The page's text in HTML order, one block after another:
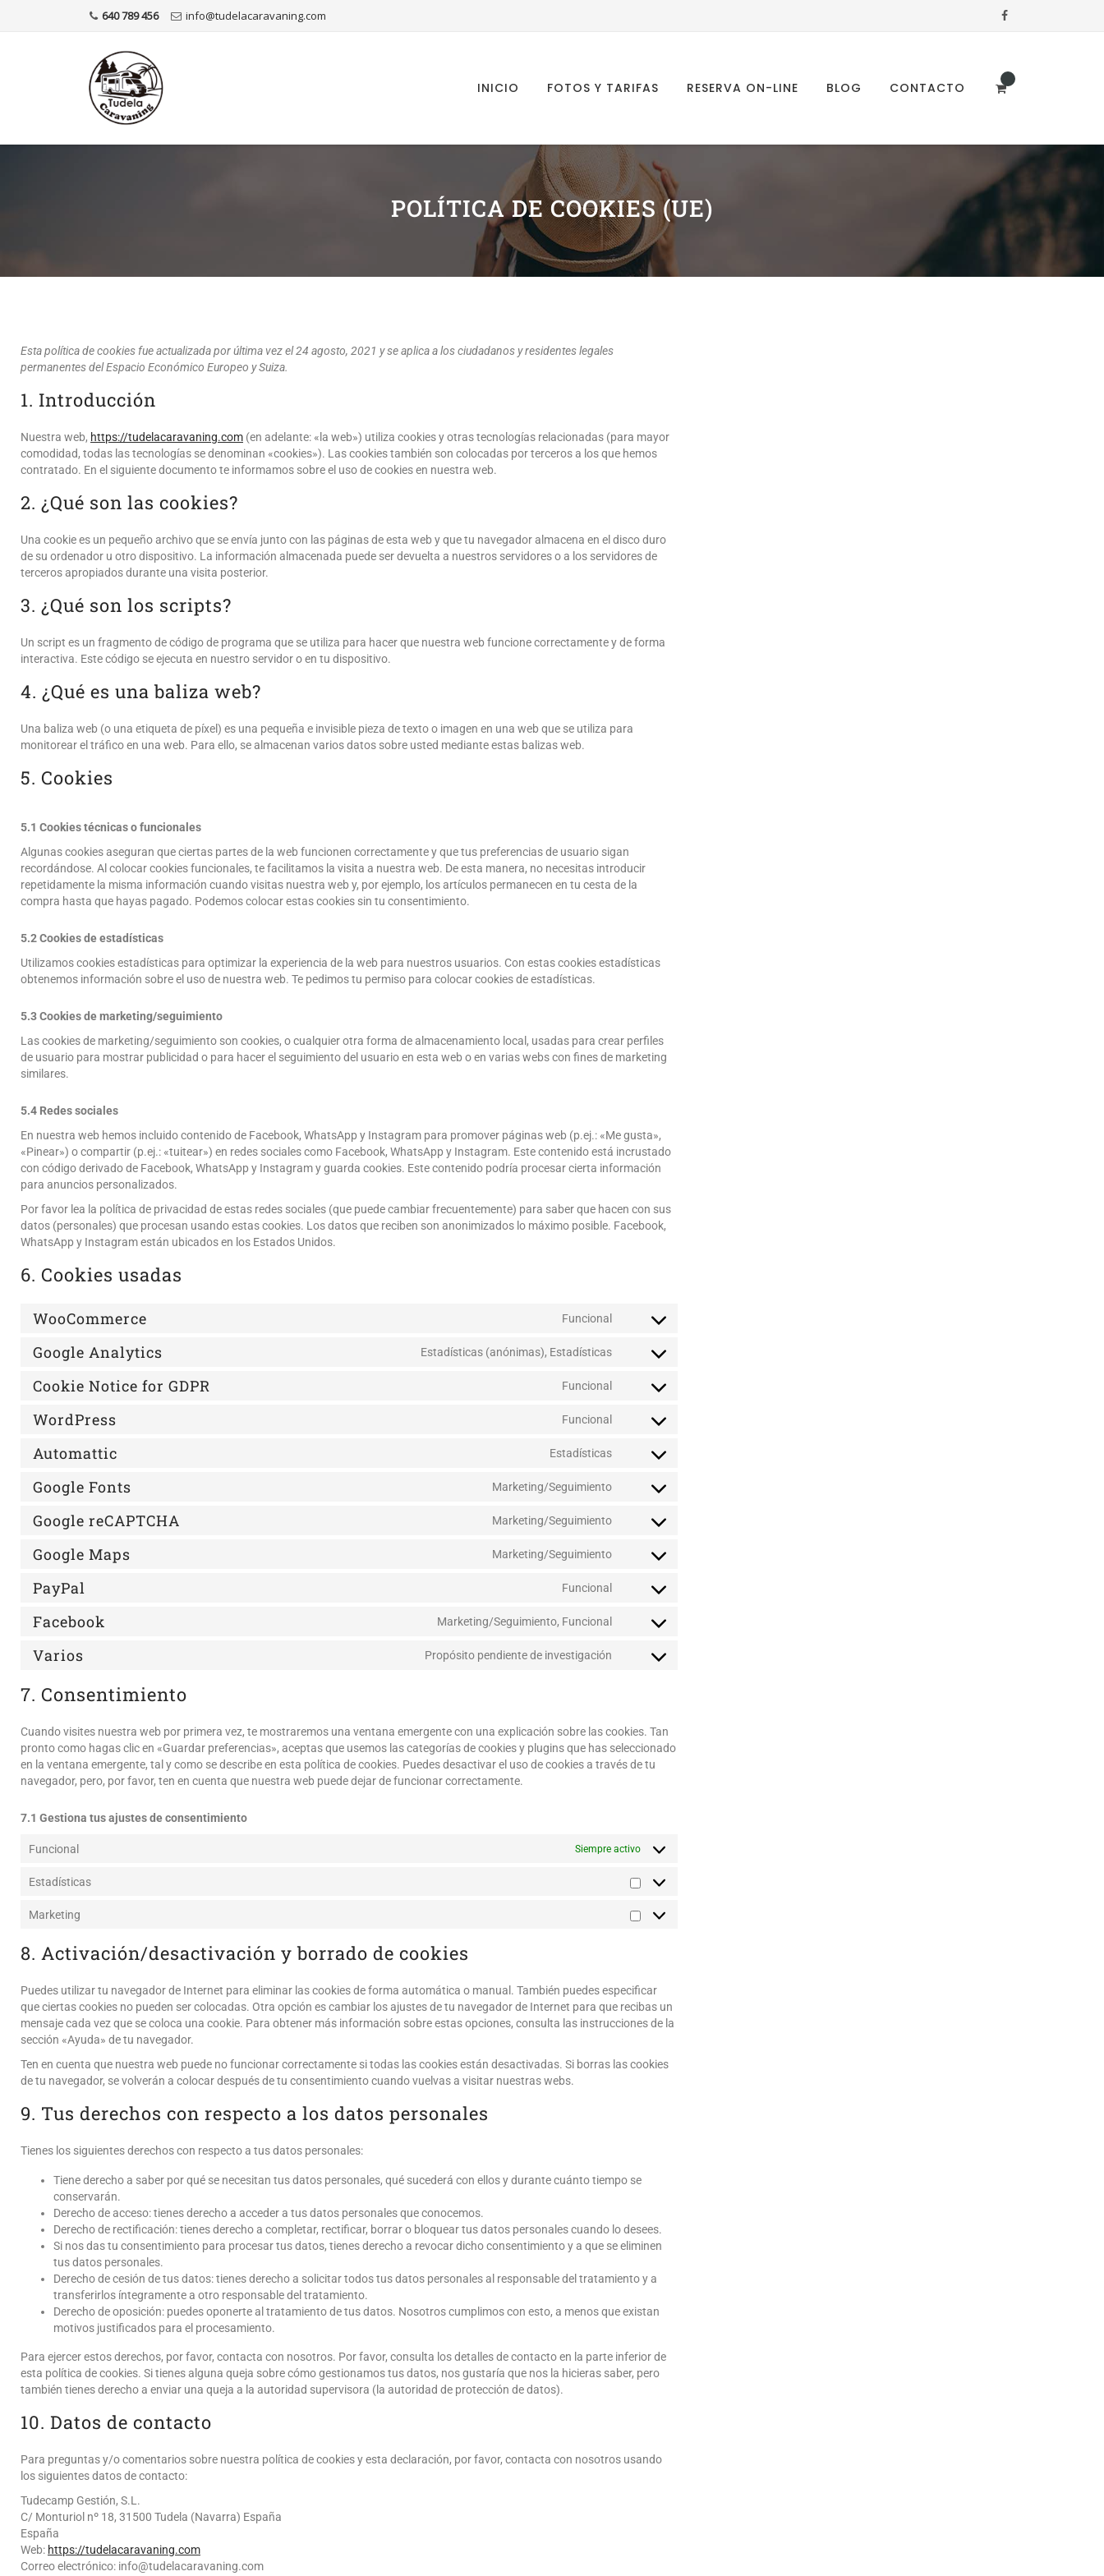
640 789 456 info@tudelacaravaning.com
INICIO FOTOS Y TARIFAS RESERVA ON-LINE BLOG CONTACTO
POLÍTICA DE COOKIES (UE)
Esta política de cookies fue actualizada por última vez el 24 agosto, 2021 y se aplica a los ciudadanos y residentes legales
permanentes del Espacio Económico Europeo y Suiza.
1. Introducción
Nuestra web, https://tudelacaravaning.com (en adelante: «la web») utiliza cookies y otras tecnologías relacionadas (para mayor
comodidad, todas las tecnologías se denominan «cookies»). Las cookies también son colocadas por terceros a los que hemos
contratado. En el siguiente documento te informamos sobre el uso de cookies en nuestra web.
2. ¿Qué son las cookies?
Una cookie es un pequeño archivo que se envía junto con las páginas de esta web y que tu navegador almacena en el disco duro
de su ordenador u otro dispositivo. La información almacenada puede ser devuelta a nuestros servidores o a los servidores de
terceros apropiados durante una visita posterior.
3. ¿Qué son los scripts?
Un script es un fragmento de código de programa que se utiliza para hacer que nuestra web funcione correctamente y de forma
interactiva. Este código se ejecuta en nuestro servidor o en tu dispositivo.
4. ¿Qué es una baliza web?
Una baliza web (o una etiqueta de píxel) es una pequeña e invisible pieza de texto o imagen en una web que se utiliza para
monitorear el tráfico en una web. Para ello, se almacenan varios datos sobre usted mediante estas balizas web.
5. Cookies
5.1 Cookies técnicas o funcionales
Algunas cookies aseguran que ciertas partes de la web funcionen correctamente y que tus preferencias de usuario sigan
recordándose. Al colocar cookies funcionales, te facilitamos la visita a nuestra web. De esta manera, no necesitas introducir
repetidamente la misma información cuando visitas nuestra web y, por ejemplo, los artículos permanecen en tu cesta de la
compra hasta que hayas pagado. Podemos colocar estas cookies sin tu consentimiento.
5.2 Cookies de estadísticas
Utilizamos cookies estadísticas para optimizar la experiencia de la web para nuestros usuarios. Con estas cookies estadísticas
obtenemos información sobre el uso de nuestra web. Te pedimos tu permiso para colocar cookies de estadísticas.
5.3 Cookies de marketing/seguimiento
Las cookies de marketing/seguimiento son cookies, o cualquier otra forma de almacenamiento local, usadas para crear perfiles
de usuario para mostrar publicidad o para hacer el seguimiento del usuario en esta web o en varias webs con fines de marketing
similares.
5.4 Redes sociales
En nuestra web hemos incluido contenido de Facebook, WhatsApp y Instagram para promover páginas web (p.ej.: «Me gusta»,
«Pinear») o compartir (p.ej.: «tuitear») en redes sociales como Facebook, WhatsApp y Instagram. Este contenido está incrustado
con código derivado de Facebook, WhatsApp y Instagram y guarda cookies. Este contenido podría procesar cierta información
para anuncios personalizados.
Por favor lea la política de privacidad de estas redes sociales (que puede cambiar frecuentemente) para saber que hacen con sus
datos (personales) que procesan usando estas cookies. Los datos que reciben son anonimizados lo máximo posible. Facebook,
WhatsApp y Instagram están ubicados en los Estados Unidos.
6. Cookies usadas
WooCommerce Funcional
Google Analytics Estadísticas (anónimas), Estadísticas
Cookie Notice for GDPR Funcional
WordPress Funcional
Automattic Estadísticas
Google Fonts Marketing/Seguimiento
Google reCAPTCHA Marketing/Seguimiento
Google Maps Marketing/Seguimiento
PayPal Funcional
Facebook Marketing/Seguimiento, Funcional
Varios Propósito pendiente de investigación
7. Consentimiento
Cuando visites nuestra web por primera vez, te mostraremos una ventana emergente con una explicación sobre las cookies. Tan
pronto como hagas clic en «Guardar preferencias», aceptas que usemos las categorías de cookies y plugins que has seleccionado
en la ventana emergente, tal y como se describe en esta política de cookies. Puedes desactivar el uso de cookies a través de tu
navegador, pero, por favor, ten en cuenta que nuestra web puede dejar de funcionar correctamente.
7.1 Gestiona tus ajustes de consentimiento
Funcional Siempre activo
Estadísticas
Marketing
8. Activación/desactivación y borrado de cookies
Puedes utilizar tu navegador de Internet para eliminar las cookies de forma automática o manual. También puedes especificar
que ciertas cookies no pueden ser colocadas. Otra opción es cambiar los ajustes de tu navegador de Internet para que recibas un
mensaje cada vez que se coloca una cookie. Para obtener más información sobre estas opciones, consulta las instrucciones de la
sección «Ayuda» de tu navegador.
Ten en cuenta que nuestra web puede no funcionar correctamente si todas las cookies están desactivadas. Si borras las cookies
de tu navegador, se volverán a colocar después de tu consentimiento cuando vuelvas a visitar nuestras webs.
9. Tus derechos con respecto a los datos personales
Tienes los siguientes derechos con respecto a tus datos personales:
Tiene derecho a saber por qué se necesitan tus datos personales, qué sucederá con ellos y durante cuánto tiempo se
conservarán.
Derecho de acceso: tienes derecho a acceder a tus datos personales que conocemos.
Derecho de rectificación: tienes derecho a completar, rectificar, borrar o bloquear tus datos personales cuando lo desees.
Si nos das tu consentimiento para procesar tus datos, tienes derecho a revocar dicho consentimiento y a que se eliminen
tus datos personales.
Derecho de cesión de tus datos: tienes derecho a solicitar todos tus datos personales al responsable del tratamiento y a
transferirlos íntegramente a otro responsable del tratamiento.
Derecho de oposición: puedes oponerte al tratamiento de tus datos. Nosotros cumplimos con esto, a menos que existan
motivos justificados para el procesamiento.
Para ejercer estos derechos, por favor, contacta con nosotros. Por favor, consulta los detalles de contacto en la parte inferior de
esta política de cookies. Si tienes alguna queja sobre cómo gestionamos tus datos, nos gustaría que nos la hicieras saber, pero
también tienes derecho a enviar una queja a la autoridad supervisora (la autoridad de protección de datos).
10. Datos de contacto
Para preguntas y/o comentarios sobre nuestra política de cookies y esta declaración, por favor, contacta con nosotros usando
los siguientes datos de contacto:
Tudecamp Gestión, S.L.
C/ Monturiol nº 18, 31500 Tudela (Navarra) España
España
Web: https://tudelacaravaning.com
Correo electrónico: info@tudelacaravaning.com